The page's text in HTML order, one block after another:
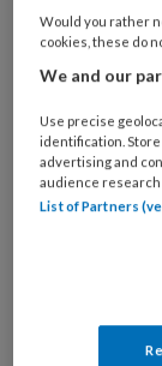
nabijheid
heel
doet,
het
grenzen
Would you rather
cookies, these do
We and our
Use precise
identification.
advertising and
audience research
List of Partners